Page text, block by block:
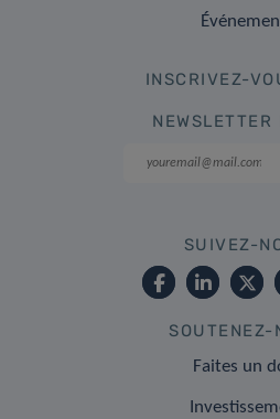
INSCRIVEZ-
NEWSLETTER
SUIVEZ-
SOUTENEZ-
Faites un